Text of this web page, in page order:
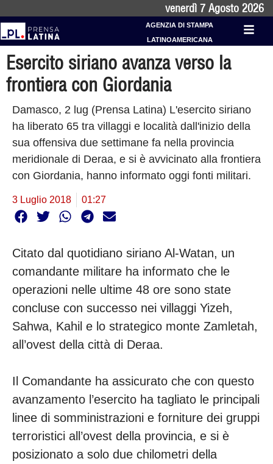
venerdì 7 Agosto 2026
AGENZIA DI STAMPA
LATINOAMERICANA
Esercito siriano avanza verso la
frontiera con Giordania
Damasco, 2 lug (Prensa Latina) L'esercito siriano
ha liberato 65 tra villaggi e località dall'inizio della
sua offensiva due settimane fa nella provincia
meridionale di Deraa, e si è avvicinato alla frontiera
con Giordania, hanno informato oggi fonti militari.
3 Luglio 2018 01:27
Citato dal quotidiano siriano Al-Watan, un
comandante militare ha informato che le
operazioni nelle ultime 48 ore sono state
concluse con successo nei villaggi Yizeh,
Sahwa, Kahil e lo strategico monte Zamletah,
all’ovest della città di Deraa.
Il Comandante ha assicurato che con questo
avanzamento l’esercito ha tagliato le principali
linee di somministrazioni e forniture dei gruppi
terroristici all’ovest della provincia, e si è
posizionato a solo due chilometri della